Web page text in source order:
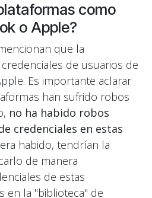
como
o Apple?
que la
de usuarios de
Es importante aclarar
han sufrido robos
no ha habido robos
credenciales en estas
habido, tendrían la
de manera
de estas
en la "biblioteca" de